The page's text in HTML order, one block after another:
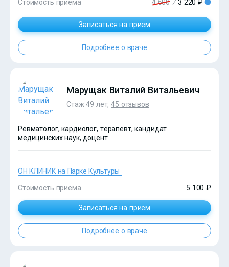
?>
Стоимость приема 4 600 / 3 220 ₽
Записаться на прием
Подробнее о враче
?>
Марущак Виталий Витальевич
Стаж 49 лет,45 отзывов
Ревматолог, кардиолог, терапевт, кандидат
медицинских наук, доцент
ОН КЛИНИК на Парке Культуры
Стоимость приема 5 100 ₽
Записаться на прием
Подробнее о враче